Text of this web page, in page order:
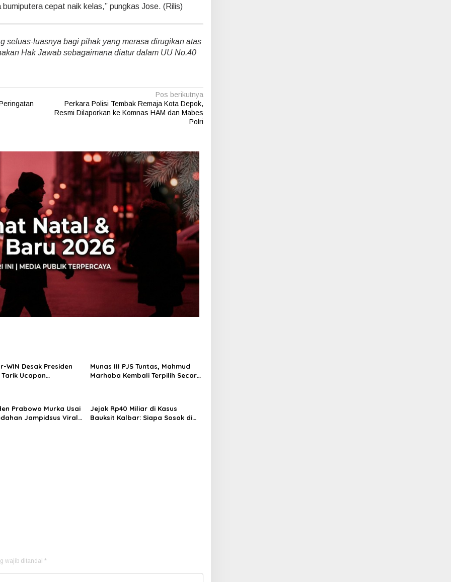
bumiputera cepat naik kelas,” pungkas Jose. (Rilis)
seluas-luasnya bagi pihak yang merasa dirugikan atas
Hak Jawab sebagaimana diatur dalam UU No.40
Pos berikutnya
Perkara Polisi Tembak Remaja Kota Depok,
Resmi Dilaporkan ke Komnas HAM dan Mabes
Polri
WIN Desak Presiden
Ucapan
Munas III PJS Tuntas, Mahmud
Marhaba Kembali Terpilih Secara
Prabowo Murka Usai
Jampidsus Viral,
Jejak Rp40 Miliar di Kasus
Bauksit Kalbar: Siapa Sosok di
wajib ditandai *